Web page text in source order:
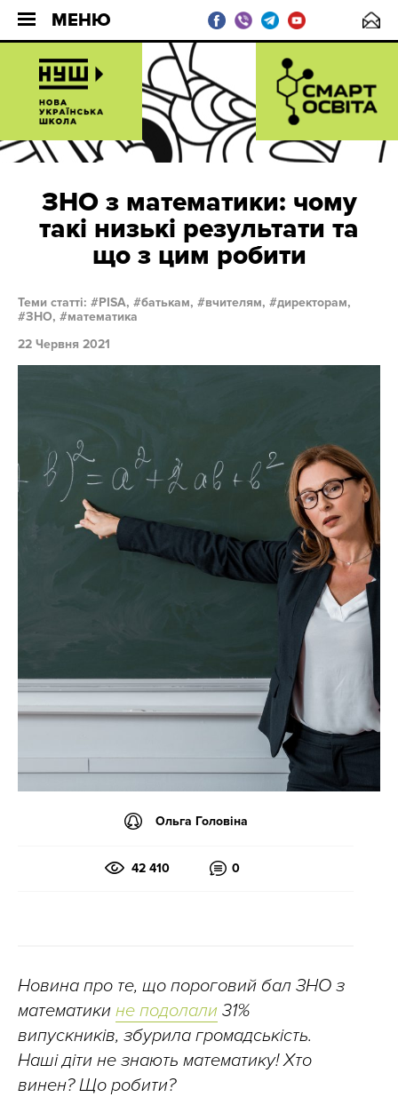
МЕНЮ
ЗНО з математики: чому
такі низькі результати та
що з цим робити
Теми статті: PISA, батькам, вчителям,
директорам,
ЗНО,
математика
22 Червня 2021
Ольга Головіна
42 410 0
Новина про те, що пороговий бал ЗНО з
математики не подолали 31%
випускників, збурила громадськість.
Наші діти не знають математику! Хто
винен? Що робити?